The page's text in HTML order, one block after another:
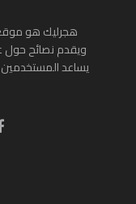
هجرليك هو
ويقدم نصائح حول
يساعد